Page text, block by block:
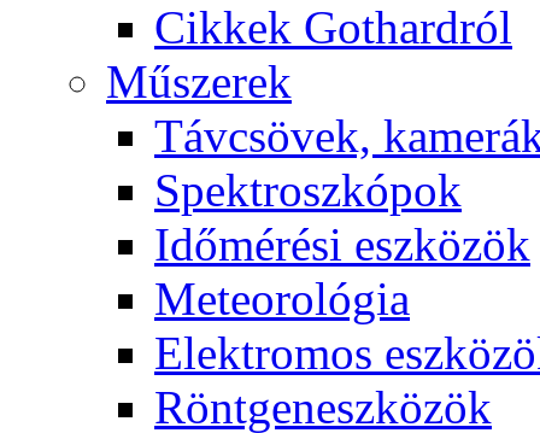
Cik­kek Got­hard­ról
Mű­sze­rek
Táv­csö­vek,
Spekt­rosz­kó­pok
Idő­mé­ré­si esz­kö­zök
Me­te­o­ro­ló­gia
Elekt­ro­mos
Rönt­gen­esz­kö­zök